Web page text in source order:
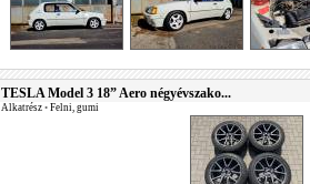
TESLA Model 3 18” Aero négyévszako...
Alkatrész • Felni, gumi